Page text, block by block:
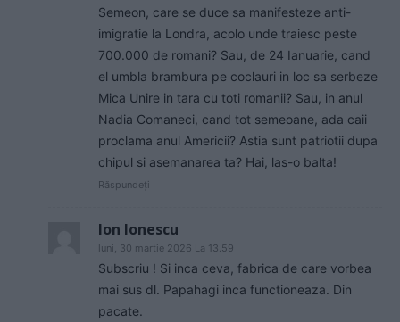
Semeon, care se duce sa manifesteze anti-
imigratie la Londra, acolo unde traiesc peste
700.000 de romani? Sau, de 24 Ianuarie, cand
el umbla brambura pe coclauri in loc sa serbeze
Mica Unire in tara cu toti romanii? Sau, in anul
Nadia Comaneci, cand tot semeoane, ada caii
proclama anul Americii? Astia sunt patriotii dupa
chipul si asemanarea ta? Hai, las-o balta!
Răspundeți
Ion Ionescu
luni, 30 martie 2026 La 13.59
Subscriu ! Si inca ceva, fabrica de care vorbea
mai sus dl. Papahagi inca functioneaza. Din
pacate.